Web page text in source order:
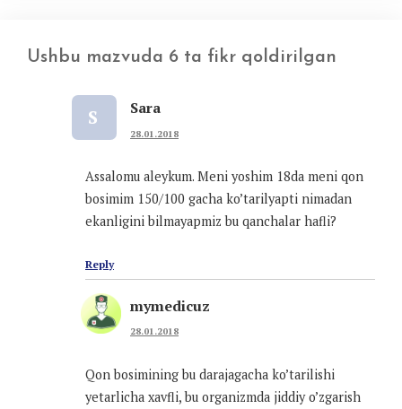
Ushbu mazvuda 6 ta fikr qoldirilgan
S Sara
28.01.2018
Assalomu aleykum. Meni yoshim 18da meni qon
bosimim 150/100 gacha ko’tarilyapti nimadan
ekanligini bilmayapmiz bu qanchalar hafli?
Reply
mymedicuz
28.01.2018
Qon bosimining bu darajagacha ko’tarilishi
yetarlicha xavfli, bu organizmda jiddiy o’zgarish